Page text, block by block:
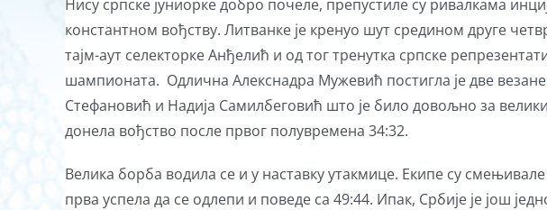
Нису српске јуниорке добро почеле, препустиле су ривалкама
константном вођству. Литванке је кренуо шут средином друге
тајм-аут селекторке Анђелић и од тог тренутка српске
шампионата. Одлична Алекснадра Мужевић постигла је две
Стефановић и Надија Самилбеговић што је било довољно за велики
донела вођство после првог полувремена 34:32.
Велика борба водила се и у наставку утакмице. Екипе су смењивале
прва успела да се одлепи и поведе са 49:44. Ипак, Србије је још